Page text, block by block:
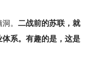
。 二战前的苏联，就
系。有趣的是，这是